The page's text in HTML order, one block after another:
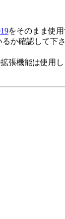
をそのまま使
るか確認して下
張機能は使